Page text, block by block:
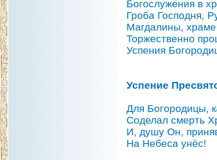
Богослужения в
Гроба Господня,
Магдалины,
Торжественно
Успения
Успение
Для Богородицы,
Соделал смерть
И, душу Он,
На Небеса унёс!